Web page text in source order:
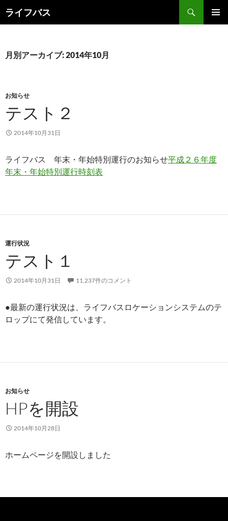
ライフバス
索
ン
キ
ッ
プ
月別アーカイブ: 2014年10月
お知らせ
テスト２
2014年10月31日
ライフバス 年末・年始特別運行のお知らせ平成２６年度
年末・年始特別運行時刻表
運行状況
テスト１
2014年10月31日 11,237件のコメント
●最新の運行状況は、ライフバスロケーションシステムのテ
ロップにて発信しています。
お知らせ
HPを開設
2014年10月28日
ホームページを開設しました